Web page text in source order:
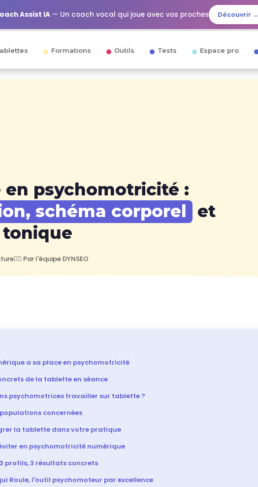
Assist IA— Un coach vocal qui joue avec vos proches Découvrir →
Formations Outils Tests Espace pro
en psychomotricité :
schéma corporel et
🧑‍⚕️ Par l'équipe DYNSEO
a sa place en psychomotricité
de la tablette en séance
psychomotrices travailler sur tablette ?
concernées
la tablette dans votre pratique
en psychomotricité numérique
profils, 3 résultats concrets
Roule, l'outil psychomoteur par excellence